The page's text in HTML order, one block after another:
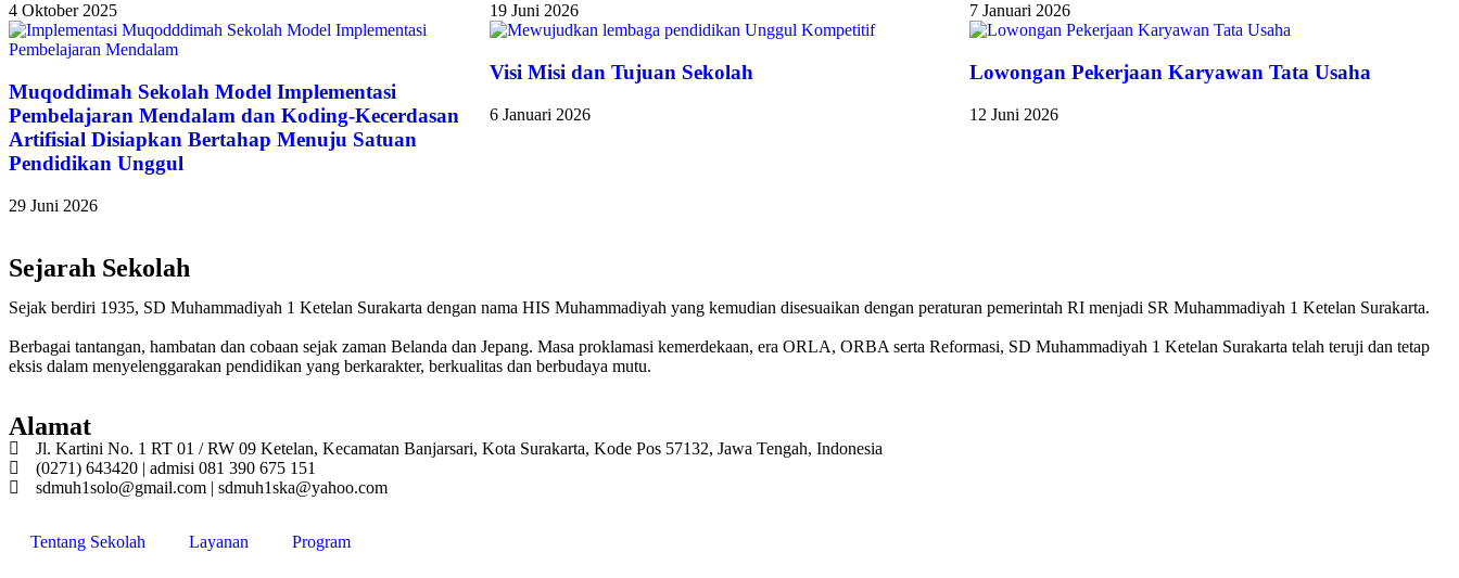
4 Oktober 2025 19 Juni 2026 7 Januari 2026
Muqoddimah Sekolah Model Implementasi
Pembelajaran Mendalam dan Koding-Kecerdasan
Artifisial Disiapkan Bertahap Menuju Satuan
Pendidikan Unggul
29 Juni 2026
Visi Misi dan Tujuan Sekolah
6 Januari 2026
Lowongan Pekerjaan Karyawan Tata Usaha
12 Juni 2026
Sejarah Sekolah
Sejak berdiri 1935, SD Muhammadiyah 1 Ketelan Surakarta dengan nama HIS Muhammadiyah yang kemudian disesuaikan dengan peraturan pemerintah RI menjadi SR Muhammadiyah 1 Ketelan Surakarta.
Berbagai tantangan, hambatan dan cobaan sejak zaman Belanda dan Jepang. Masa proklamasi kemerdekaan, era ORLA, ORBA serta Reformasi, SD Muhammadiyah 1 Ketelan Surakarta telah teruji dan tetap
eksis dalam menyelenggarakan pendidikan yang berkarakter, berkualitas dan berbudaya mutu.
Alamat
Jl. Kartini No. 1 RT 01 / RW 09 Ketelan, Kecamatan Banjarsari, Kota Surakarta, Kode Pos 57132, Jawa Tengah, Indonesia
(0271) 643420 | admisi 081 390 675 151
sdmuh1solo@gmail.com | sdmuh1ska@yahoo.com
Tentang Sekolah Layanan Program